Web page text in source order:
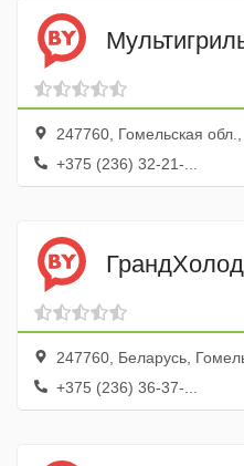
247760, Гомельская обл.,
+375 (236) 32-21-...
ГрандХолод
247760, Беларусь, Гомельская
+375 (236) 36-37-...